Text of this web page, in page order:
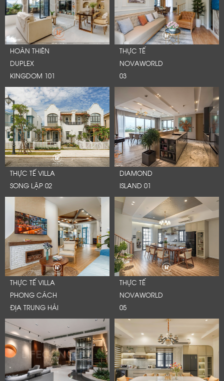
HOÀN THIÊN
DUPLEX
KINGDOM 101
THỰC TẾ
NOVAWORLD
03
THỰC TẾ VILLA
SONG LẬP 02
DIAMOND
ISLAND 01
THỰC TẾ VILLA
PHONG CÁCH
ĐỊA TRUNG HẢI
THỰC TẾ
NOVAWORLD
05